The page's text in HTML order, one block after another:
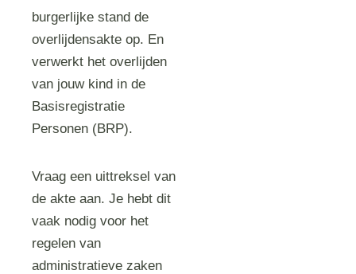
burgerlijke stand de
overlijdensakte op. En
verwerkt het overlijden
van jouw kind in de
Basisregistratie
Personen (BRP).
Vraag een uittreksel van
de akte aan. Je hebt dit
vaak nodig voor het
regelen van
administratieve zaken